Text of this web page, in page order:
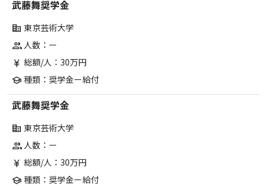
武藤舞奨学金
corporate_fare 東京芸術大学
group人数：ー
currency_yen 総額/人：30万円
school 種類：奨学金ー給付
武藤舞奨学金
corporate_fare 東京芸術大学
group人数：ー
currency_yen 総額/人：30万円
school 種類：奨学金ー給付